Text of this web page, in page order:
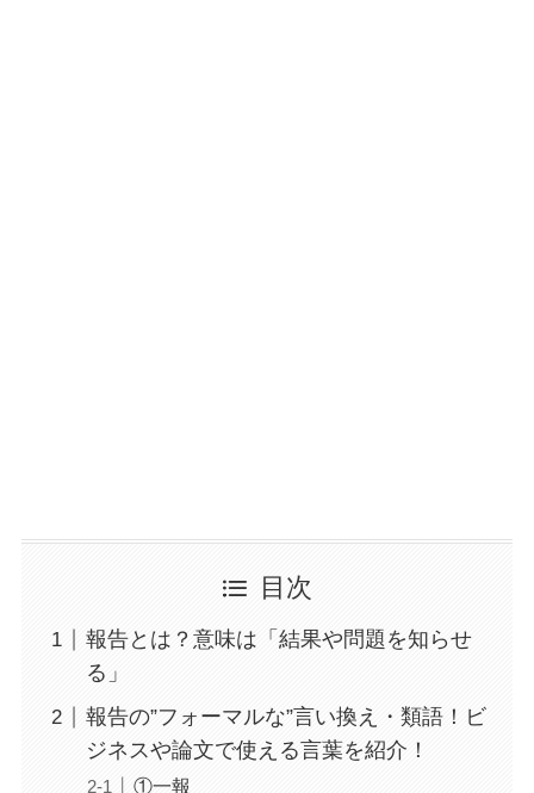
目次
報告とは？意味は「結果や問題を知らせ
る」
報告の”フォーマルな”言い換え・類語！ビ
ジネスや論文で使える言葉を紹介！
①一報